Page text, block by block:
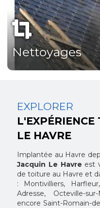
Nettoyages
EXPLORER
LE HAVRE
Implantée au Havre
Jacquin Le Havre est
de toiture au Havre et
: Montivilliers,
Adresse, Octeville-
encore Saint-Romain-